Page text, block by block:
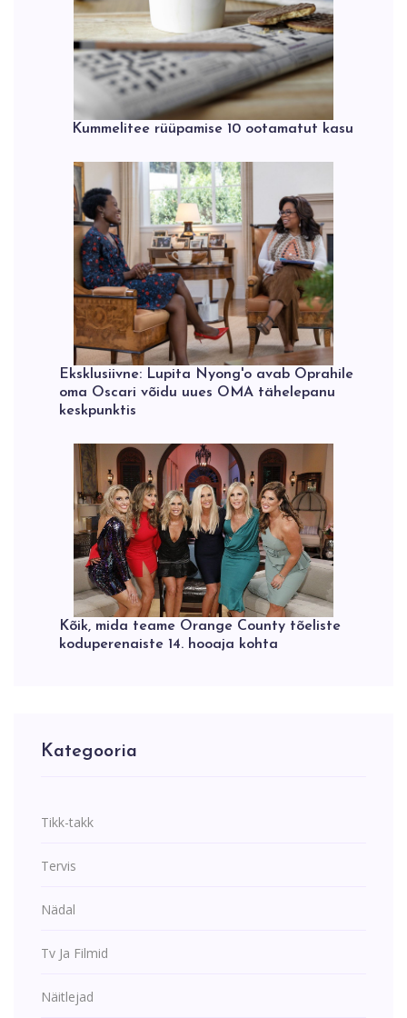
Kummelitee rüüpamise 10 ootamatut kasu
Eksklusiivne: Lupita Nyong'o avab Oprahile
oma Oscari võidu uues OMA tähelepanu
keskpunktis
Kõik, mida teame Orange County tõeliste
koduperenaiste 14. hooaja kohta
Kategooria
Tikk-takk
Tervis
Nädal
Tv Ja Filmid
Näitlejad